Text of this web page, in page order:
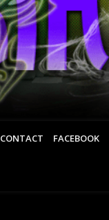
CONTACT FACEBOOK